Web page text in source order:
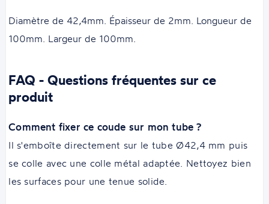
Diamètre de 42,4mm. Épaisseur de 2mm. Longueur de
100mm. Largeur de 100mm.
FAQ - Questions fréquentes sur ce
produit
Comment fixer ce coude sur mon tube ?
Il s'emboîte directement sur le tube Ø42,4 mm puis
se colle avec une colle métal adaptée. Nettoyez bien
les surfaces pour une tenue solide.